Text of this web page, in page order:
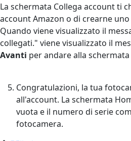
La schermata Collega account ti
account Amazon o di crearne
Quando viene visualizzato il
collegati." viene visualizzato il
Avanti per andare alla schermata
Congratulazioni, la tua
all'account. La schermata
vuota e il numero di serie
fotocamera.